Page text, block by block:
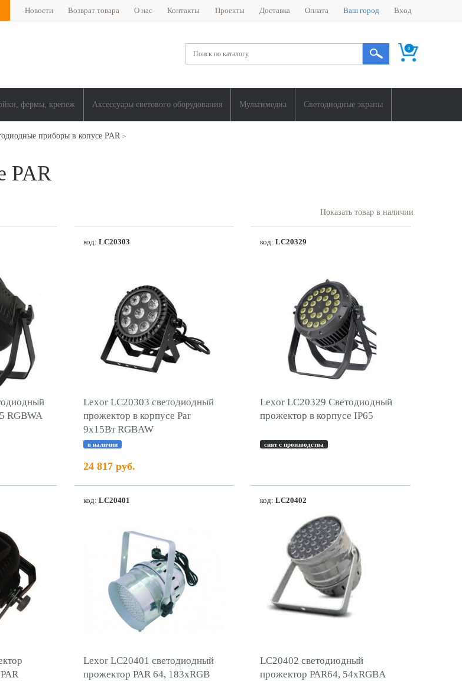
Новости Возврат товара О нас Контакты Проекты Доставка Оплата Ваш город Вход
0
фермы, крепеж Аксессуары светового оборудования Мультимедиа Светодиодные экраны
приборы в копусе PAR >
PAR
Показать товар в наличии
RGBWA
код: LC20303
Lexor LC20303 светодиодный
прожектор в корпусе Par
9x15Вт RGBAW
в наличии
24 817 руб.
код:LC20329
Lexor LC20329 Светодиодный
прожектор в корпусе IP65
снят с производства
код: LC20401
Lexor LC20401 светодиодный
прожектор PAR 64, 183хRGB
код:LC20402
LC20402 светодиодный
прожектор PAR64, 54хRGBA